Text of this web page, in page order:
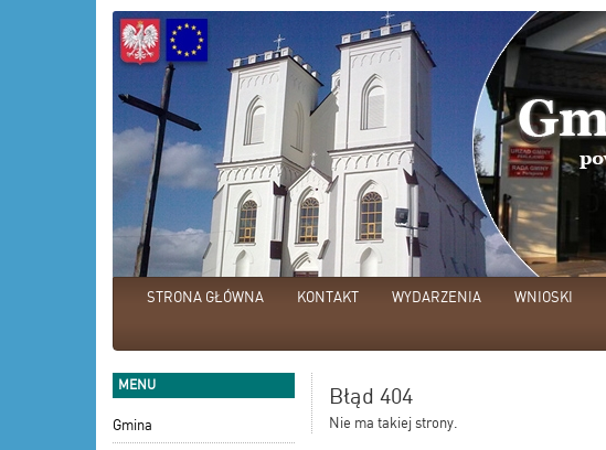
STRONA GŁÓWNA KONTAKT WYDARZENIA WNIOSKI
MENU
Gmina
Błąd 404
Nie ma takiej strony.